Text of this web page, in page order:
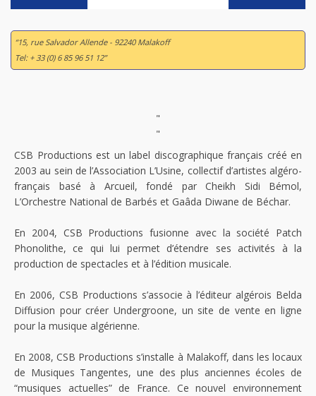
“15, rue Salvador Allende - 92240 Malakoff
Tel: + 33 (0) 6 85 96 51 12”
"
"
CSB Productions est un label discographique français créé en
2003 au sein de l’Association L’Usine, collectif d’artistes algéro-
français basé à Arcueil, fondé par Cheikh Sidi Bémol,
L’Orchestre National de Barbés et Gaâda Diwane de Béchar.
En 2004, CSB Productions fusionne avec la société Patch
Phonolithe, ce qui lui permet d’étendre ses activités à la
production de spectacles et à l’édition musicale.
En 2006, CSB Productions s’associe à l’éditeur algérois Belda
Diffusion pour créer Undergroone, un site de vente en ligne
pour la musique algérienne.
En 2008, CSB Productions s’installe à Malakoff, dans les locaux
de Musiques Tangentes, une des plus anciennes écoles de
“musiques actuelles” de France. Ce nouvel environnement